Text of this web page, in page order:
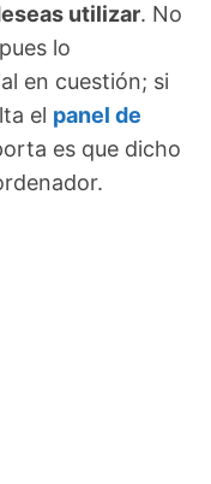
utilizar. No
lo
en cuestión; si
el panel de
es que dicho